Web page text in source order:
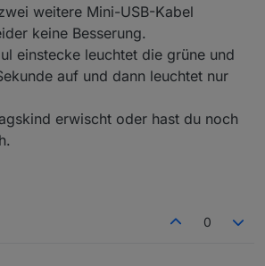
weitere Mini-USB-Kabel
keine Besserung.
einstecke leuchtet die grüne und
auf und dann leuchtet nur
erwischt oder hast du noch
0